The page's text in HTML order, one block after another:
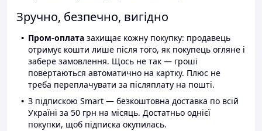
Зручно, безпечно, вигідно
Пром-оплата захищає кожну покупку: продавець
отримує кошти лише після того, як покупець огляне і
забере замовлення. Щось не так — гроші
повертаються автоматично на картку. Плюс не
треба переплачувати за післяплату на пошті.
З підпискою Smart — безкоштовна доставка по всій
Україні за 50 грн на місяць. Достатньо однієї
покупки, щоб підписка окупилась.